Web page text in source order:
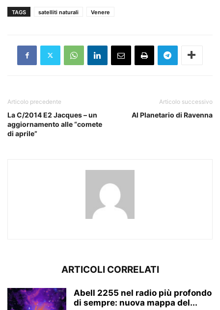
TAGS satelliti naturali Venere
Articolo precedente
La C/2014 E2 Jacques – un
aggiornamento alle “comete
di aprile”
Articolo successivo
Al Planetario di Ravenna
ARTICOLI CORRELATI
Abell 2255 nel radio più profondo
di sempre: nuova mappa del...